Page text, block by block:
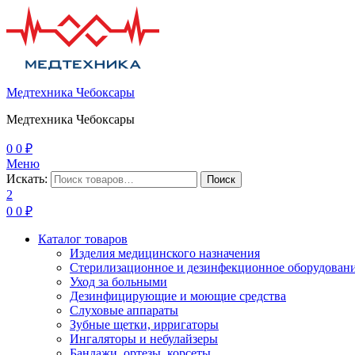
Медтехника Чебоксары
Медтехника Чебоксары
0 0 ₽
Меню
Искать:
Поиск
2
0 0 ₽
Каталог товаров
Изделия медицинского назначения
Стерилизационное и дезинфекционное
Уход за больными
Дезинфицирующие и моющие средства
Слуховые аппараты
Зубные щетки, ирригаторы
Ингаляторы и небулайзеры